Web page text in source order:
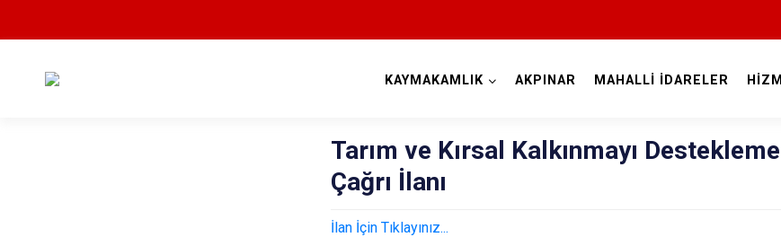
KAYMAKAMLIK AKPINAR MAHALLİ İDARELER
Tarım ve Kırsal Kalkınmayı
Çağrı İlanı
İlan İçin Tıklayınız...